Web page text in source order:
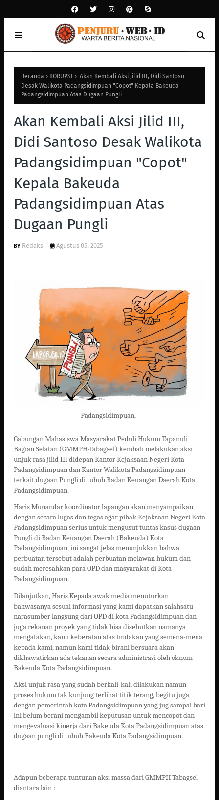
Beranda KORUPSI
Akan Kembali Aksi Jilid III, Didi Santoso
Desak Walikota Padangsidimpuan "Copot" Kepala Bakeuda
Padangsidimpuan Atas Dugaan Pungli
Akan Kembali Aksi Jilid III,
Didi Santoso Desak Walikota
Padangsidimpuan "Copot"
Kepala Bakeuda
Padangsidimpuan Atas
Dugaan Pungli
Redaksi Agustus 05, 2025
Padangsidimpuan,-
Gabungan Mahasiswa Masyarakat Peduli Hukum Tapanuli
Bagian Selatan (GMMPH-Tabagsel) kembali melakukan aksi
unjuk rasa jilid III didepan Kantor Kejaksaan Negeri Kota
Padangsidimpuan dan Kantor Walikota Padangsidimpuan
terkait dugaan Pungli di tubuh Badan Keuangan Daerah Kota
Padangsidimpuan.
Haris Munandar koordinator lapangan akan menyampaikan
dengan secara lugas dan tegas agar pihak Kejaksaan Negeri Kota
Padangsidimpuan serius untuk mengusut tuntas kasus dugaan
Pungli di Badan Keuangan Daerah (Bakeuda) Kota
Padangsidimpuan, ini sangat jelas menunjukkan bahwa
perbuatan tersebut adalah perbuatan melawan hukum dan
sudah meresahkan para OPD dan masyarakat di Kota
Padangsidimpuan.
Dilanjutkan, Haris Kepada awak media menuturkan
bahwasanya sesuai informasi yang kami dapatkan salahsatu
narasumber langsung dari OPD di kota Padangsidimpuan dan
juga rekanan proyek yang tidak bisa disebutkan namanya
mengatakan, kami keberatan atas tindakan yang semena-mena
kepada kami, namun kami tidak birani bersuara akan
dikhawatirkan ada tekanan secara administrasi oleh oknum
Bakeuda Kota Padangsidimpuan.
Aksi unjuk rasa yang sudah berkali-kali dilakukan namun
proses hukum tak kunjung terlihat titik terang, begitu juga
dengan pemerintah kota Padangsidimpuan yang jug sampai hari
ini belum berani mengambil keputusan untuk mencopot dan
mengevaluasi kinerja dari Bakeuda Kota Padangsidimpuan atas
dugaan pungli di tubuh Bakeuda Kota Padangsidimpuan.
Adapun beberapa tuntunan aksi massa dari GMMPH-Tabagsel
diantara lain :